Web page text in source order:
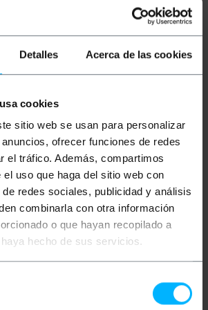
Detalles Acerca de las cookies
cookies
sitio web se usan para personalizar
ofrecer funciones de redes
el tráfico. Además, compartimos
el uso que haga del sitio web con
redes sociales, publicidad y análisis
combinarla con otra información
o que hayan recopilado a
hecho de sus servicios.
pontos de acesso e
para ligar antenas e seus cabos,
uma conexão segura e
uma ótima experiência do
eles podem desfrutar de uma
sem se preocupar com sua
CRC9-macho / MMCX-fêmea
baseado em conectores coaxiais
pontos de acesso
sem fio 802.11 para conexão
e cabeamento
na outra ponta
com muitos dispositivos
e estável